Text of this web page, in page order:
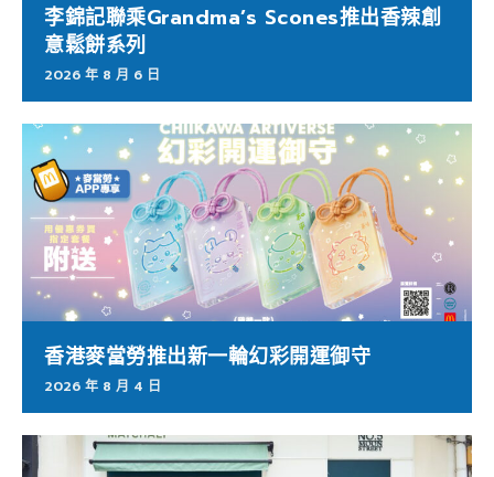
李錦記聯乘Grandma’s Scones推出香辣創
意鬆餅系列
2026 年 8 月 6 日
香港麥當勞推出新一輪幻彩開運御守
2026 年 8 月 4 日